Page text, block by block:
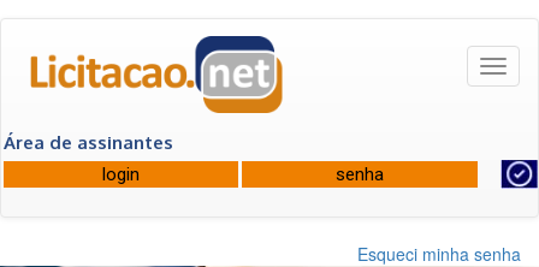
Área de assinantes
Esqueci minha senha